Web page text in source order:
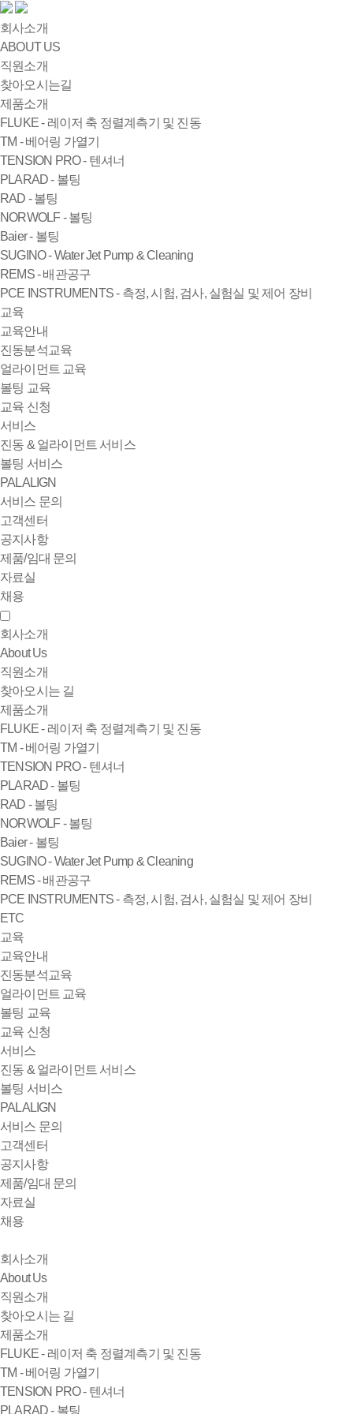
회사소개
ABOUT US
직원소개
찾아오시는길
제품소개
FLUKE - 레이저 축 정렬계측기 및 진동
TM - 베어링 가열기
TENSION PRO - 텐셔너
PLARAD - 볼팅
RAD - 볼팅
NORWOLF - 볼팅
Baier - 볼팅
SUGINO - Water Jet Pump & Cleaning
REMS - 배관공구
PCE INSTRUMENTS - 측정, 시험, 검사, 실험실 및 제어 장비
교육
교육안내
진동분석교육
얼라이먼트 교육
볼팅 교육
교육 신청
서비스
진동 & 얼라이먼트 서비스
볼팅 서비스
PALALIGN
서비스 문의
고객센터
공지사항
제품/임대 문의
자료실
채용
회사소개
About Us
직원소개
찾아오시는 길
제품소개
FLUKE - 레이저 축 정렬계측기 및 진동
TM - 베어링 가열기
TENSION PRO - 텐셔너
PLARAD - 볼팅
RAD - 볼팅
NORWOLF - 볼팅
Baier - 볼팅
SUGINO - Water Jet Pump & Cleaning
REMS - 배관공구
PCE INSTRUMENTS - 측정, 시험, 검사, 실험실 및 제어 장비
ETC
교육
교육안내
진동분석교육
얼라이먼트 교육
볼팅 교육
교육 신청
서비스
진동 & 얼라이먼트 서비스
볼팅 서비스
PALALIGN
서비스 문의
고객센터
공지사항
제품/임대 문의
자료실
채용
회사소개
About Us
직원소개
찾아오시는 길
제품소개
FLUKE - 레이저 축 정렬계측기 및 진동
TM - 베어링 가열기
TENSION PRO - 텐셔너
PLARAD - 볼팅